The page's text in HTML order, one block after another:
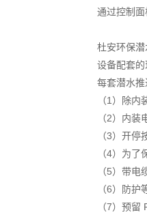
通过控制
杜安环保
设备配套
每套潜水
（1）除
（2）内
（3）开
（4）为
（5）带电
（6）防护
（7）预